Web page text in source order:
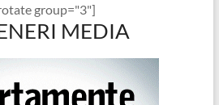
group="3"]
MEDIA